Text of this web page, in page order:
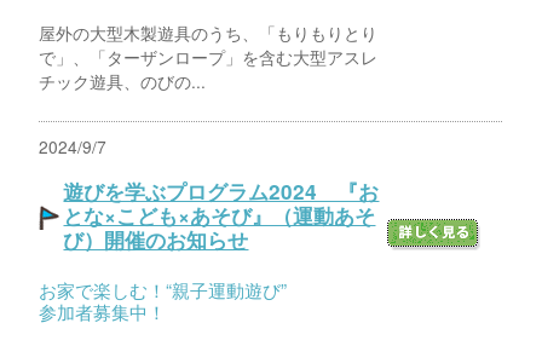
屋外の大型木製遊具のうち、「もりもりとり
で」、「ターザンロープ」を含む大型アスレ
チック遊具、のびの...
2024/9/7
遊びを学ぶプログラム2024 『お
とな×こども×あそび』（運動あそ
び）開催のお知らせ
お家で楽しむ！“親子運動遊び”
参加者募集中！